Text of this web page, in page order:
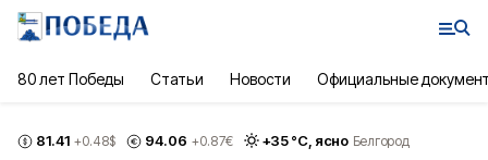
80 лет Победы Статьи Новости Официальные
81.41 +0.48$ 94.06 +0.87€ +35°С, ясно Белгород